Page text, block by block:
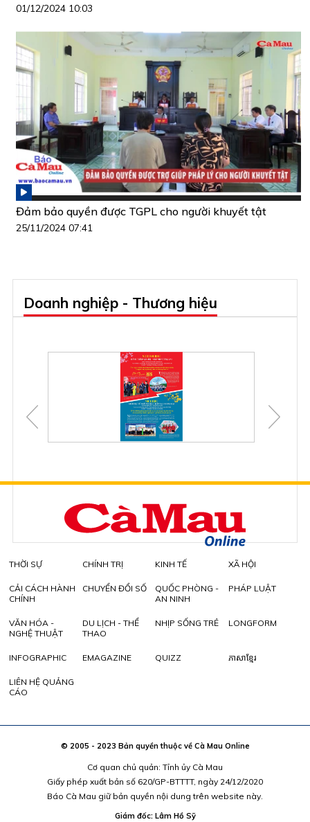
01/12/2024 10:03
Đảm bảo quyền được TGPL cho người khuyết tật
25/11/2024 07:41
Doanh nghiệp - Thương hiệu
THỜI SỰ CHÍNH TRỊ KINH TẾ XÃ HỘI
CẢI CÁCH HÀNH
CHÍNH
CHUYỂN ĐỔI SỐ
QUỐC PHÒNG -
AN NINH
PHÁP LUẬT
VĂN HÓA -
NGHỆ THUẬT
DU LỊCH - THỂ
THAO
NHỊP SỐNG TRẺ LONGFORM
INFOGRAPHIC EMAGAZINE QUIZZ ភាសាខ្មែរ
LIÊN HỆ QUẢNG
CÁO
© 2005 - 2023 Bản quyền thuộc về Cà Mau Online
Cơ quan chủ quản: Tỉnh ủy Cà Mau
Giấy phép xuất bản số 620/GP-BTTTT, ngày 24/12/2020
Báo Cà Mau giữ bản quyền nội dung trên website này.
Giám đốc: Lâm Hồ Sỹ